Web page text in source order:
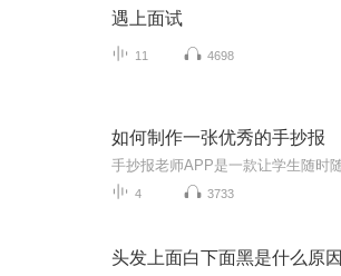
遇上面试
11 4698
如何制作一张优秀的手抄报
4 3733
头发上面白下面黑是什么原因